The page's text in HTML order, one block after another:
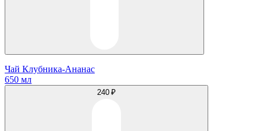
Чай Клубника-Ананас
650 мл
240 ₽